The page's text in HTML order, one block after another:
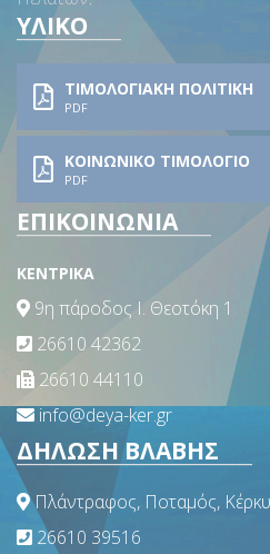
ΥΛΙΚΟ
ΤΙΜΟΛΟΓΙΑΚΗ ΠΟΛΙΤΙΚΗ
PDF
ΚΟΙΝΩΝΙΚΟ ΤΙΜΟΛΟΓΙΟ
PDF
ΕΠΙΚΟΙΝΩΝΙΑ
ΚΕΝΤΡΙΚΑ
9η πάροδος Ι. Θεοτόκη 1
26610 42362
26610 44110
info@deya-ker.gr
ΔΗΛΩΣΗ ΒΛΑΒΗΣ
Πλάντραφος, Ποταμός,
26610 39516